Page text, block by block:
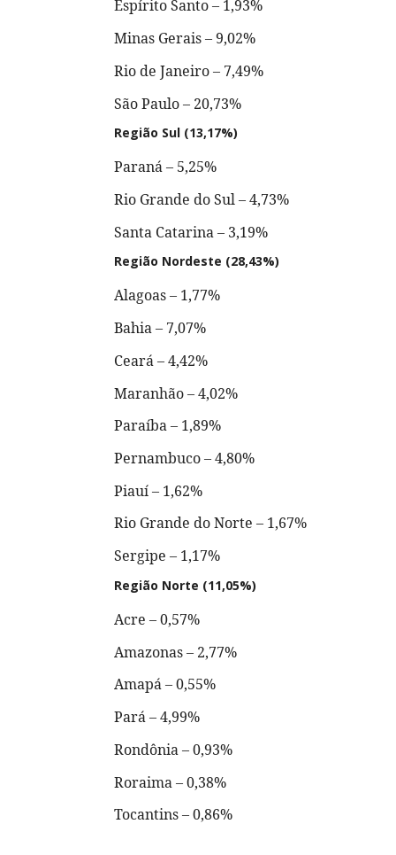
Espírito Santo – 1,93%
Minas Gerais – 9,02%
Rio de Janeiro – 7,49%
São Paulo – 20,73%
Região Sul (13,17%)
Paraná – 5,25%
Rio Grande do Sul – 4,73%
Santa Catarina – 3,19%
Região Nordeste (28,43%)
Alagoas – 1,77%
Bahia – 7,07%
Ceará – 4,42%
Maranhão – 4,02%
Paraíba – 1,89%
Pernambuco – 4,80%
Piauí – 1,62%
Rio Grande do Norte – 1,67%
Sergipe – 1,17%
Região Norte (11,05%)
Acre – 0,57%
Amazonas – 2,77%
Amapá – 0,55%
Pará – 4,99%
Rondônia – 0,93%
Roraima – 0,38%
Tocantins – 0,86%